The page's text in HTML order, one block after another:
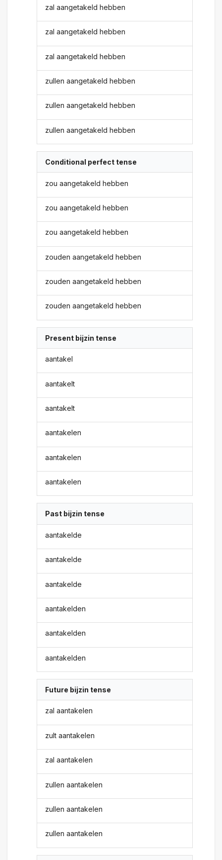
zal aangetakeld hebben
zal aangetakeld hebben
zal aangetakeld hebben
zullen aangetakeld hebben
zullen aangetakeld hebben
zullen aangetakeld hebben
Conditional perfect tense
zou aangetakeld hebben
zou aangetakeld hebben
zou aangetakeld hebben
zouden aangetakeld hebben
zouden aangetakeld hebben
zouden aangetakeld hebben
Present bijzin tense
aantakel
aantakelt
aantakelt
aantakelen
aantakelen
aantakelen
Past bijzin tense
aantakelde
aantakelde
aantakelde
aantakelden
aantakelden
aantakelden
Future bijzin tense
zal aantakelen
zult aantakelen
zal aantakelen
zullen aantakelen
zullen aantakelen
zullen aantakelen